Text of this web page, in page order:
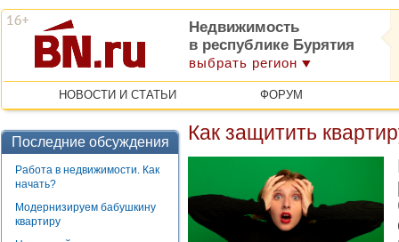
Недвижимость
в республике Бурятия
выбрать регион
НОВОСТИ И СТАТЬИ ФОРУМ
Последние обсуждения
Работа в недвижимости. Как
начать?
Модернизируем бабушкину
квартиру
Как защитить